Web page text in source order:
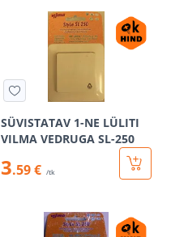
SÜVISTATAV 1-NE LÜLITI
VILMA VEDRUGA SL-250
3.59 € /tk